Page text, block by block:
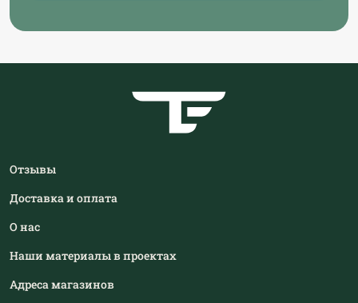
Отзывы
Доставка и оплата
О нас
Наши материалы в проектах
Адреса магазинов